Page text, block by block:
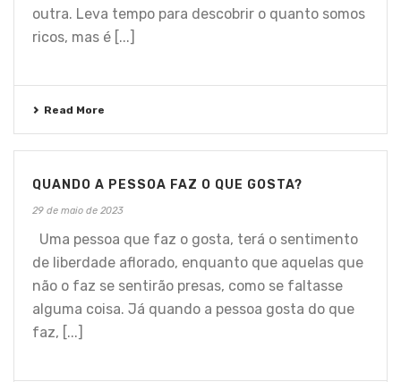
outra. Leva tempo para descobrir o quanto somos
ricos, mas é [...]
Read More
QUANDO A PESSOA FAZ O QUE GOSTA?
29 de maio de 2023
Uma pessoa que faz o gosta, terá o sentimento
de liberdade aflorado, enquanto que aquelas que
não o faz se sentirão presas, como se faltasse
alguma coisa. Já quando a pessoa gosta do que
faz, [...]